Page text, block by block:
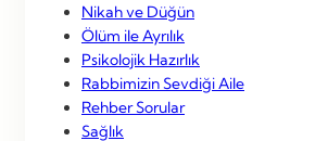
Nikah ve Düğün
Ölüm ile Ayrılık
Psikolojik Hazırlık
Rabbimizin Sevdiği Aile
Rehber Sorular
Sağlık